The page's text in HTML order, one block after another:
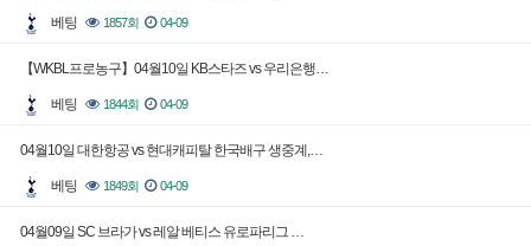
베팅 1857회 04-09
【WKBL프로농구】04월10일 KB스타즈 vs 우리은행…
베팅 1844회 04-09
04월10일 대한항공 vs 현대캐피탈 한국배구 생중계,…
베팅 1849회 04-09
04월09일 SC 브라가 vs 레알 베티스 유로파리그 …